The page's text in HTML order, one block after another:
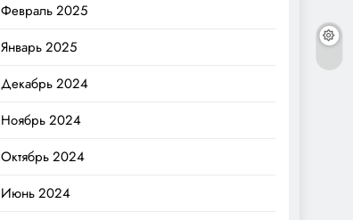
Февраль 2025
Январь 2025
Декабрь 2024
Ноябрь 2024
Октябрь 2024
Июнь 2024